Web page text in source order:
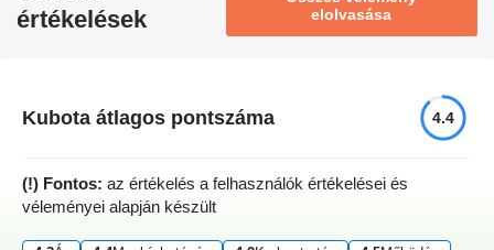
értékelések
elolvasása
Kubota átlagos pontszáma 4.4
(!) Fontos: az értékelés a felhasználók értékelései és
véleményei alapján készült